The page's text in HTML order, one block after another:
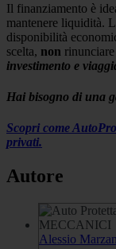
Il finanziamento è
mantenere liquidità.
disponibilità
scelta, non
investimento e
Hai bisogno di una
Scopri come
privati.
Autore
Alessio